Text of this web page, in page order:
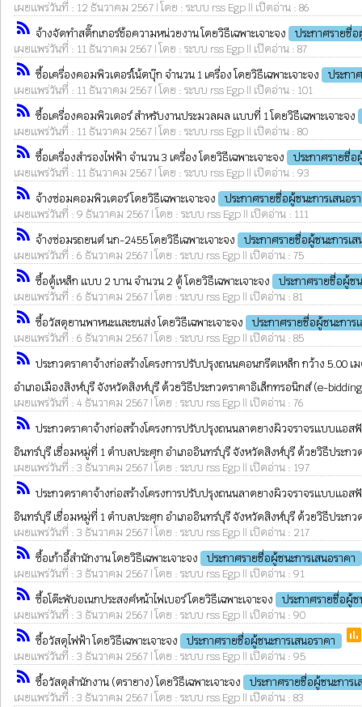
เผยแพร่วันที่ : 12 ธันวาคม 2567 | โดย : ระบบ rss Egp || เปิดอ่าน : 86
rss_feed จ้างจัดทำสติ๊กเกอร์ข้อความหน่วยงาน โดยวิธีเฉพาะเจาะจง
ประกาศรายชื่อ
เผยแพร่วันที่ : 11 ธันวาคม 2567 | โดย : ระบบ rss Egp || เปิดอ่าน : 87
rss_feed ซื้อเครื่องคอมพิวเตอร์โน้ตบุ๊ก จำนวน 1 เครื่อง โดยวิธีเฉพาะเจาะจง
ประกา
เผยแพร่วันที่ : 11 ธันวาคม 2567 | โดย : ระบบ rss Egp || เปิดอ่าน : 101
rss_feed ซื้อเครื่องคอมพิวเตอร์ สำหรับงานประมวลผล แบบที่ 1 โดยวิธีเฉพาะเจาะจง
เผยแพร่วันที่ : 11 ธันวาคม 2567 | โดย : ระบบ rss Egp || เปิดอ่าน : 80
rss_feed ซื้อเครื่องสำรองไฟฟ้า จำนวน 3 เครื่อง โดยวิธีเฉพาะเจาะจง
ประกาศรายชื่อ
เผยแพร่วันที่ : 11 ธันวาคม 2567 | โดย : ระบบ rss Egp || เปิดอ่าน : 93
rss_feed จ้างซ่อมคอมพิวเตอร์ โดยวิธีเฉพาะเจาะจง
ประกาศรายชื่อผู้ชนะการเสนอร
เผยแพร่วันที่ : 9 ธันวาคม 2567 | โดย : ระบบ rss Egp || เปิดอ่าน : 111
rss_feed จ้างซ่อมรถยนต์ นก-2455 โดยวิธีเฉพาะเจาะจง
ประกาศรายชื่อผู้ชนะการเส
เผยแพร่วันที่ : 6 ธันวาคม 2567 | โดย : ระบบ rss Egp || เปิดอ่าน : 75
rss_feed ซื้อตู้เหล็ก แบบ 2 บาน จำนวน 2 ตู้ โดยวิธีเฉพาะเจาะจง
ประกาศรายชื่อผู้ช
เผยแพร่วันที่ : 6 ธันวาคม 2567 | โดย : ระบบ rss Egp || เปิดอ่าน : 81
rss_feed ซื้อวัสดุยานพาหนะและขนส่ง โดยวิธีเฉพาะเจาะจง
ประกาศรายชื่อผู้ชนะการ
เผยแพร่วันที่ : 6 ธันวาคม 2567 | โดย : ระบบ rss Egp || เปิดอ่าน : 85
rss_feed ประกวดราคาจ้างก่อสร้างโครงการปรับปรุงถนนคอนกรีตเหล็ก กว้าง 5.00
อำเภอเมืองสิงห์บุรี จังหวัดสิงห์บุรี ด้วยวิธีประกวดราคาอิเล็กทรอนิกส์ (e-
เผยแพร่วันที่ : 4 ธันวาคม 2567 | โดย : ระบบ rss Egp || เปิดอ่าน : 76
rss_feed ประกวดราคาจ้างก่อสร้างโครงการปรับปรุงถนนลาดยางผิวจราจรแบบแอ
อินทร์บุรี เชื่อมหมู่ที่ 1 ตำบลประศุก อำเภออินทร์บุรี จังหวัดสิงห์บุรี ด้วยวิธีประก
เผยแพร่วันที่ : 3 ธันวาคม 2567 | โดย : ระบบ rss Egp || เปิดอ่าน : 197
rss_feed ประกวดราคาจ้างก่อสร้างโครงการปรับปรุงถนนลาดยางผิวจราจรแบบแอ
อินทร์บุรี เชื่อมหมู่ที่ 1 ตำบลประศุก อำเภออินทร์บุรี จังหวัดสิงห์บุรี ด้วยวิธีประก
เผยแพร่วันที่ : 3 ธันวาคม 2567 | โดย : ระบบ rss Egp || เปิดอ่าน : 217
rss_feed ซื้อเก้าอี้สำนักงาน โดยวิธีเฉพาะเจาะจง
ประกาศรายชื่อผู้ชนะการเสนอราคา
เผยแพร่วันที่ : 3 ธันวาคม 2567 | โดย : ระบบ rss Egp || เปิดอ่าน : 91
rss_feed ซื้อโต๊ะพับอเนกประสงค์หน้าไฟเบอร์ โดยวิธีเฉพาะเจาะจง
ประกาศรายชื่อผู้ช
เผยแพร่วันที่ : 3 ธันวาคม 2567 | โดย : ระบบ rss Egp || เปิดอ่าน : 90
rss_feed ซื้อวัสดุไฟฟ้า โดยวิธีเฉพาะเจาะจง ประกาศรายชื่อผู้ชนะการเสนอราคา
เผยแพร่วันที่ : 3 ธันวาคม 2567 | โดย : ระบบ rss Egp || เปิดอ่าน : 95
rss_feed ซื้อวัสดุสำนักงาน (ตรายาง) โดยวิธีเฉพาะเจาะจง
ประกาศรายชื่อผู้ชนะการเ
เผยแพร่วันที่ : 3 ธันวาคม 2567 | โดย : ระบบ rss Egp || เปิดอ่าน : 83